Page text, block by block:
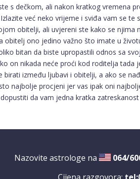
s dečkom, ali nakon kratkog vremena
već neko vrijeme i sviđa vam se
obitelji, ali uvjereni ste kako se njima
obitelj ono jedino važno što imate u
bitan da biste upropastili odnos sa
on nikada neće proći kod roditelja
birati između ljubavi i obitelji, a ako se
najbolje procjeni jer vas ipak oni
da vam jedna kratka
Nazovite astrologe na 064/
Cijena razgovora: